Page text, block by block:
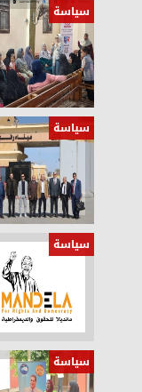
سياسة
سياسة
سياسة
سياسة